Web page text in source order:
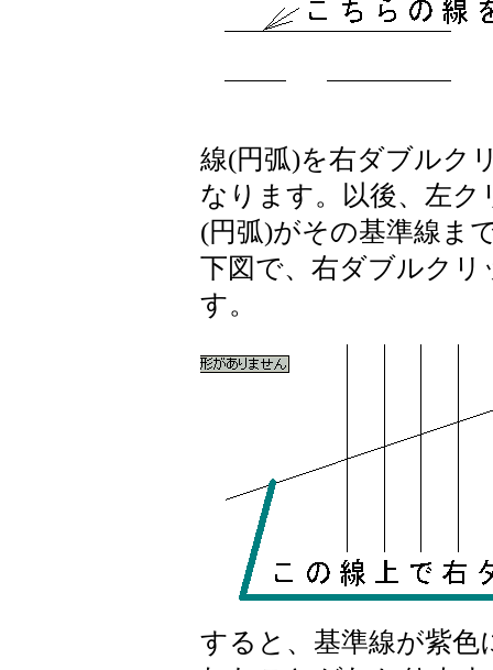
線(円弧)を右ダブルク
なります。以後、左
(円弧)がその基準線ま
下図で、右ダブルク
す。
すると、基準線が紫色